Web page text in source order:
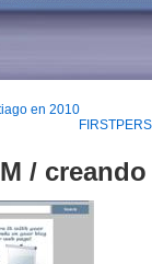
en 2010
/